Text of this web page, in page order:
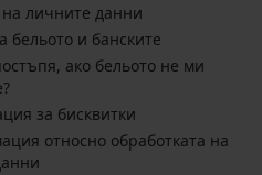
личните данни
бельото и банските
ако бельото не ми
за бисквитки
относно обработката на